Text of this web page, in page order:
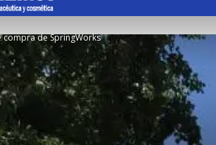
compra de SpringWorks